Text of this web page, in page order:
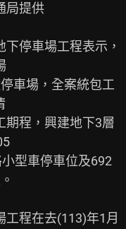
局提供
停車場工程表示，
車場，全案統包工
期程，興建地下3層
型車停車位及692
程在去(113)年1月